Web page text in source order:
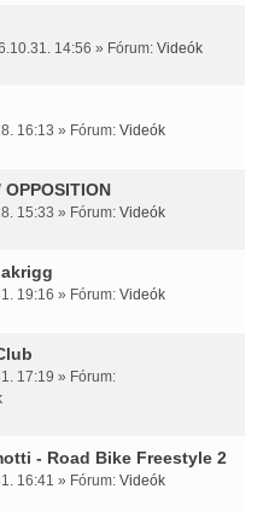
14:56 » Fórum: Videók
16:13 » Fórum: Videók
15:33 » Fórum: Videók
19:16 » Fórum: Videók
17:19 » Fórum:
- Road Bike Freestyle 2
16:41 » Fórum: Videók